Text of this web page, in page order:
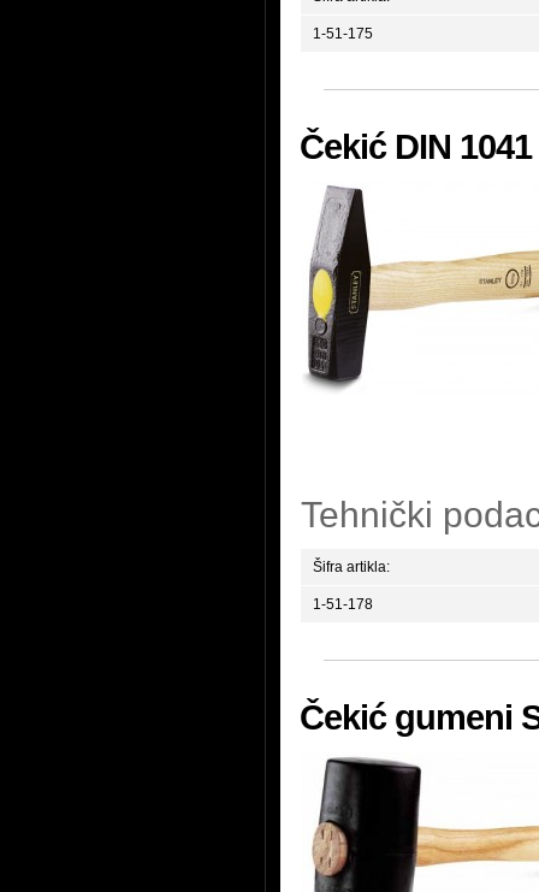
1-51-175
Čekić DIN
Tehnički
Šifra artikla:
1-51-178
Čekić gumeni